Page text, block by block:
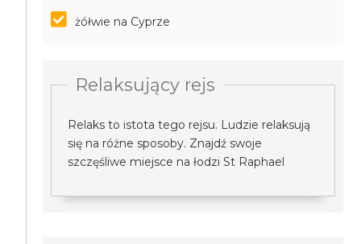
żółwie na Cyprze
Relaksujący rejs
Relaks to istota tego rejsu. Ludzie relaksują
się na różne sposoby. Znajdź swoje
szczęśliwe miejsce na łodzi St Raphael